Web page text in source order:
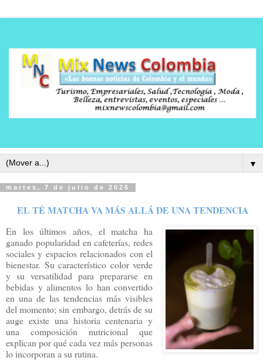
▼
martes, 7 de julio de 2026
EL TÉ MATCHA VA MÁS ALLÁ DE UNA TENDENCIA
En los últimos años, el matcha ha
ganado popularidad en cafeterías, redes
sociales y espacios relacionados con el
bienestar. Su característico color verde
y su versatilidad para prepararse en
bebidas y alimentos lo han convertido
en una de las tendencias más visibles
del momento; sin embargo, detrás de su
auge existe una historia centenaria y
una composición nutricional que
explican por qué cada vez más personas
lo incorporan a su rutina.